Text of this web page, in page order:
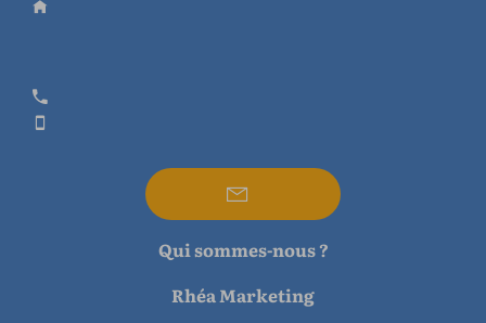
Qui sommes-nous ?
Rhéa Marketing